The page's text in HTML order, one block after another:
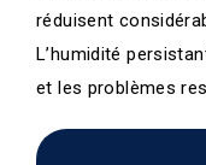
réduisent
L’humidité
et les problèmes